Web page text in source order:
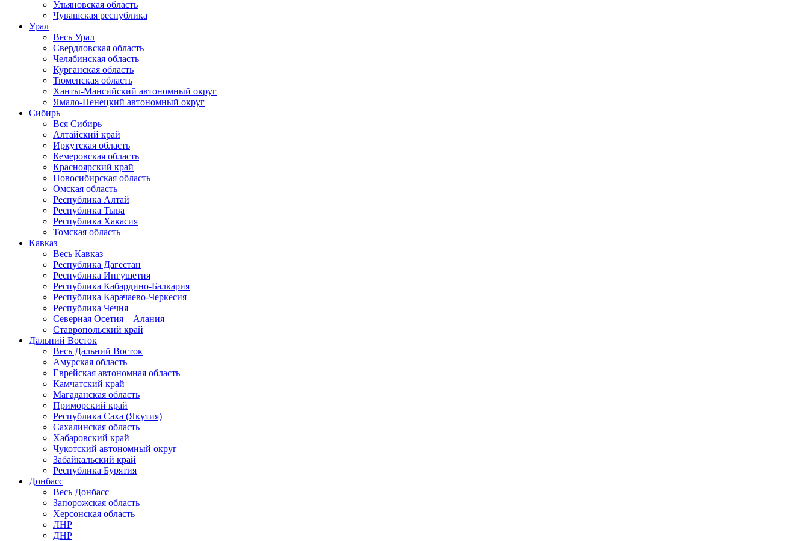
Ульяновская область
Чувашская республика
Урал
Весь Урал
Свердловская область
Челябинская область
Курганская область
Тюменская область
Ханты-Мансийский автономный округ
Ямало-Ненецкий автономный округ
Сибирь
Вся Сибирь
Алтайский край
Иркутская область
Кемеровская область
Красноярский край
Новосибирская область
Омская область
Республика Алтай
Республика Тыва
Республика Хакасия
Томская область
Кавказ
Весь Кавказ
Республика Дагестан
Республика Ингушетия
Республика Кабардино-Балкария
Республика Карачаево-Черкесия
Республика Чечня
Северная Осетия – Алания
Ставропольский край
Дальний Восток
Весь Дальний Восток
Амурская область
Еврейская автономная область
Камчатский край
Магаданская область
Приморский край
Республика Саха (Якутия)
Сахалинская область
Хабаровский край
Чукотский автономный округ
Забайкальский край
Республика Бурятия
Донбасс
Весь Донбасс
Запорожская область
Херсонская область
ЛНР
ДНР